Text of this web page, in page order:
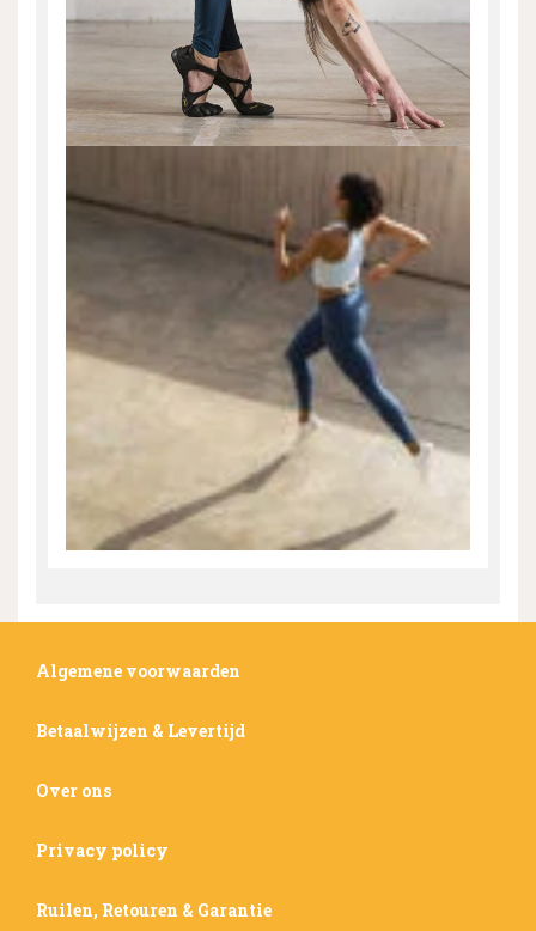
Algemene voorwaarden
Betaalwijzen & Levertijd
Over ons
Privacy policy
Ruilen, Retouren & Garantie